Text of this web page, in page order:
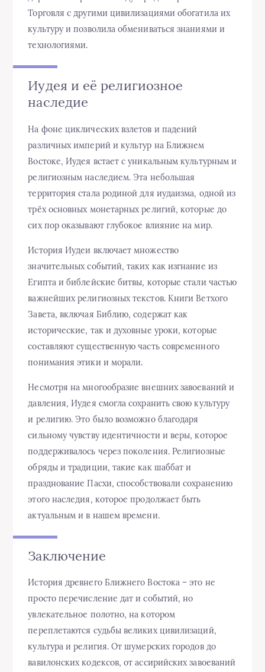
Торговля с другими цивилизациями обогатила их
культуру и позволила обмениваться знаниями и
технологиями.
Иудея и её религиозное
наследие
На фоне циклических взлетов и падений
различных империй и культур на Ближнем
Востоке, Иудея встает с уникальным культурным и
религиозным наследием. Эта небольшая
территория стала родиной для иудаизма, одной из
трёх основных монетарных религий, которые до
сих пор оказывают глубокое влияние на мир.
История Иудеи включает множество
значительных событий, таких как изгнание из
Египта и библейские битвы, которые стали частью
важнейших религиозных текстов. Книги Ветхого
Завета, включая Библию, содержат как
исторические, так и духовные уроки, которые
составляют существенную часть современного
понимания этики и морали.
Несмотря на многообразие внешних завоеваний и
давления, Иудея смогла сохранить свою культуру
и религию. Это было возможно благодаря
сильному чувству идентичности и веры, которое
поддерживалось через поколения. Религиозные
обряды и традиции, такие как шаббат и
празднование Пасхи, способствовали сохранению
этого наследия, которое продолжает быть
актуальным и в нашем времени.
Заключение
История древнего Ближнего Востока – это не
просто перечисление дат и событий, но
увлекательное полотно, на котором
переплетаются судьбы великих цивилизаций,
культура и религия. От шумерских городов до
вавилонских кодексов, от ассирийских завоеваний